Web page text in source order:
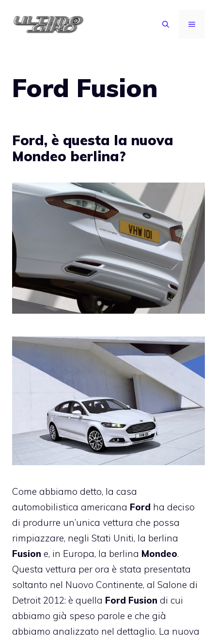
MENU
Ford Fusion
Ford, è questa la nuova
Mondeo berlina?
Come abbiamo detto, la casa
automobilistica americana Ford ha deciso
di produrre un’unica vettura che possa
rimpiazzare, negli Stati Uniti, la berlina
Fusion e, in Europa, la berlina Mondeo.
Questa vettura per ora è stata presentata
soltanto nel Nuovo Continente, al Salone di
Detroit 2012: è quella Ford Fusion di cui
abbiamo già speso parole e che già
abbiamo analizzato nel dettaglio. La nuova